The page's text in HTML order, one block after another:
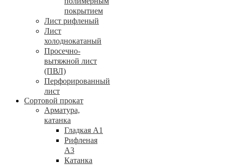
покрытием
Лист рифленый
Лист
холоднокатаный
Просечно-
вытяжной лист
(ПВЛ)
Перфорированный
лист
Сортовой прокат
Арматура,
катанка
Гладкая А1
Рифленая
А3
Катанка